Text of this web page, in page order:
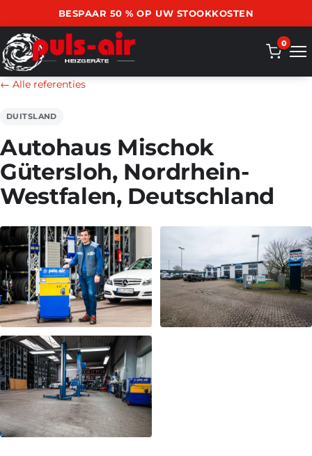
BESPAAR 50 % OP UW STOOKKOSTEN
0
← Alle referenties
DUITSLAND
Autohaus Mischok
Gütersloh, Nordrhein-
Westfalen, Deutschland